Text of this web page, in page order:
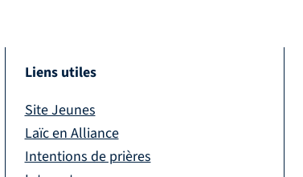
Liens utiles
Site Jeunes
Laïc en Alliance
Intentions de prières